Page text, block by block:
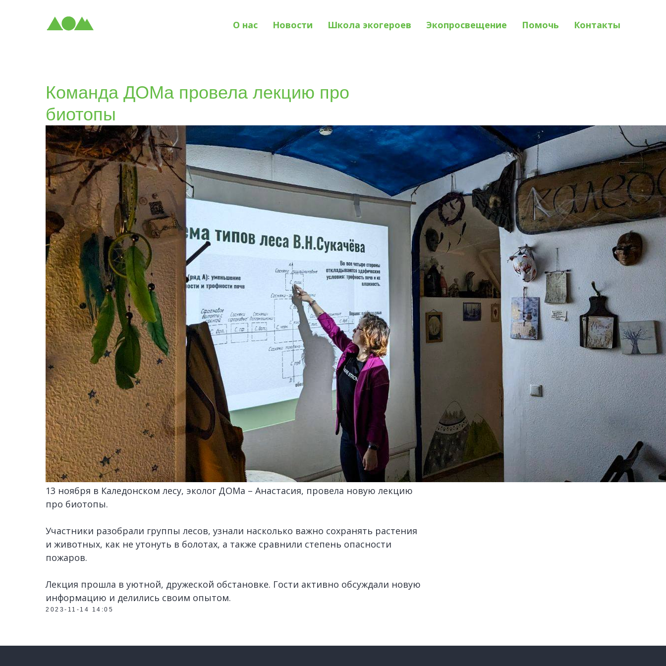
О нас Новости Школа экогероев Экопросвещение Помочь Контакты
Команда ДОМа провела лекцию про
биотопы
13 ноября в Каледонском лесу, эколог ДОМа – Анастасия, провела новую лекцию
про биотопы.
Участники разобрали группы лесов, узнали насколько важно сохранять растения
и животных, как не утонуть в болотах, а также сравнили степень опасности
пожаров.
Лекция прошла в уютной, дружеской обстановке. Гости активно обсуждали новую
информацию и делились своим опытом.
2023-11-14 14:05